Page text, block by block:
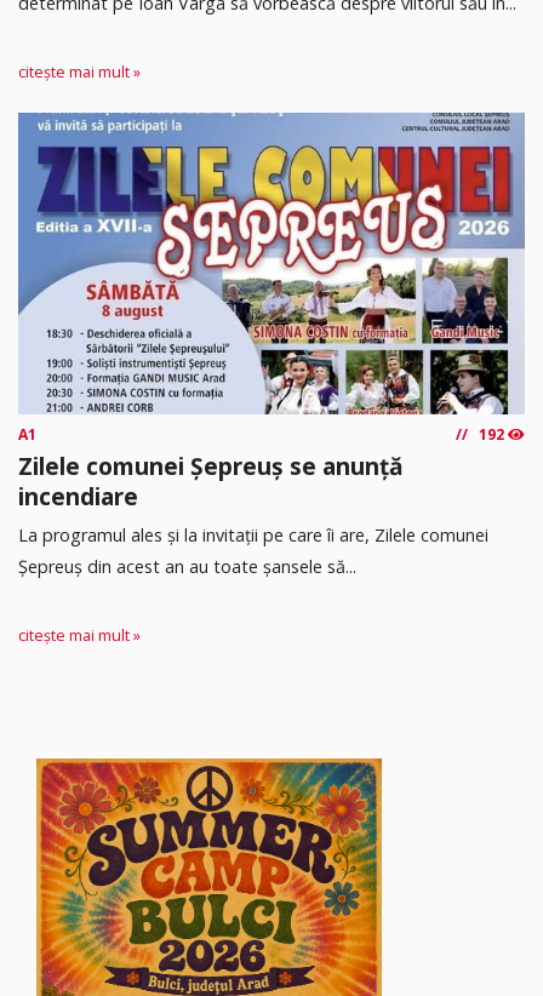
citește mai mult »
A1 192
Zilele comunei Șepreuș se anunță
incendiare
La programul ales și la invitații pe care îi are, Zilele comunei
Șepreuș din acest an au toate șansele să...
citește mai mult »